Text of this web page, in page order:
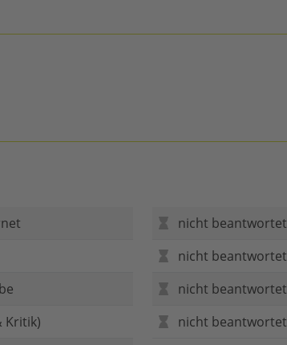
Kritik)
nicht beantwortet
nicht beantwortet
nicht beantwortet
nicht beantwortet